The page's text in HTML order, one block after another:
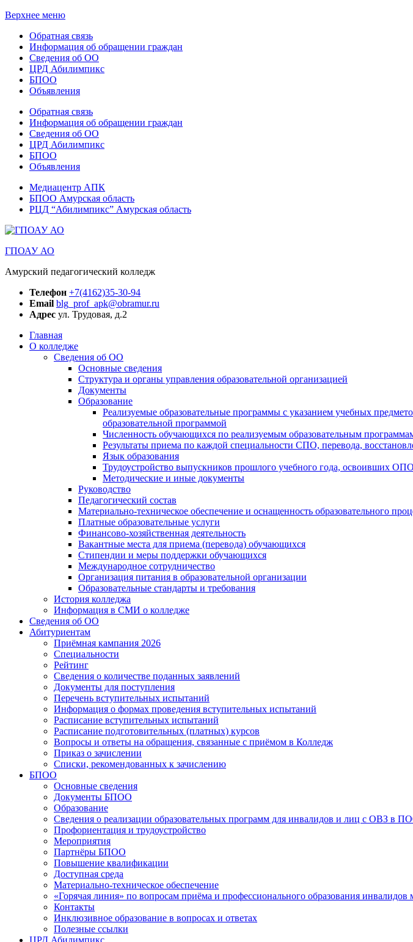
Верхнее меню
Обратная связь
Информация об обращении граждан
Сведения об ОО
ЦРД Абилимпикс
БПОО
Объявления
Обратная связь
Информация об обращении граждан
Сведения об ОО
ЦРД Абилимпикс
БПОО
Объявления
Медиацентр АПК
БПОО Амурская область
РЦД “Абилимпикс” Амурская область
ГПОАУ АО
Амурский педагогический колледж
Телефон +7(4162)35-30-94
Email blg_prof_apk@obramur.ru
Адрес ул. Трудовая, д.2
Главная
О колледже
Сведения об ОО
Основные сведения
Структура и органы управления образовательной организацией
Документы
Образование
Реализуемые образовательные программы с указанием учебных
образовательной программой
Численность обучающихся по реализуемым образовательным
Результаты приема по каждой специальности СПО, перевода,
Язык образования
Трудоустройство выпускников прошлого учебного года, освоивших
Методические и иные документы
Руководство
Педагогический состав
Материально-техническое обеспечение и оснащенность образовательного
Платные образовательные услуги
Финансово-хозяйственная деятельность
Вакантные места для приема (перевода) обучающихся
Стипендии и меры поддержки обучающихся
Международное сотрудничество
Организация питания в образовательной организации
Образовательные стандарты и требования
История колледжа
Информация в СМИ о колледже
Сведения об ОО
Абитуриентам
Приёмная кампания 2026
Специальности
Рейтинг
Сведения о количестве поданных заявлений
Документы для поступления
Перечень вступительных испытаний
Информация о формах проведения вступительных испытаний
Расписание вступительных испытаний
Расписание подготовительных (платных) курсов
Вопросы и ответы на обращения, связанные с приёмом в Колледж
Приказ о зачислении
Списки, рекомендованных к зачислению
БПОО
Основные сведения
Документы БПОО
Образование
Сведения о реализации образовательных программ для инвалидов и лиц с ОВЗ в
Профориентация и трудоустройство
Мероприятия
Партнёры БПОО
Повышение квалификации
Доступная среда
Материально-техническое обеспечение
«Горячая линия» по вопросам приёма и профессионального образования
Контакты
Инклюзивное образование в вопросах и ответах
Полезные ссылки
ЦРД Абилимпикс